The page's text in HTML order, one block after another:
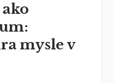
mysle v